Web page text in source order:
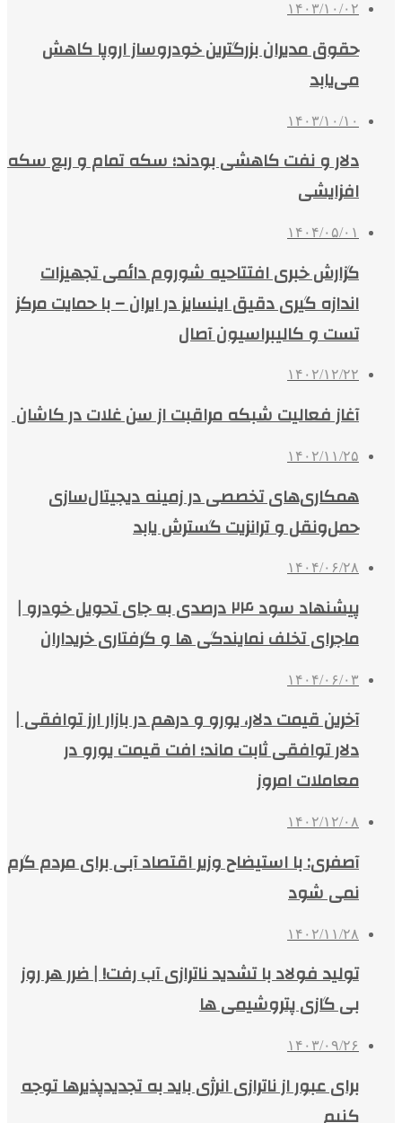
۱۴۰۳/۱۰/۰۲
حقوق مدیران بزرگترین خودروساز اروپا کاهش
می‌یابد
۱۴۰۳/۱۰/۱۰
دلار و نفت کاهشی بودند؛ سکه تمام و ربع سکه
افزایشی
۱۴۰۴/۰۵/۰۱
گزارش خبری افتتاحیه شوروم دائمی تجهیزات
اندازه گیری دقیق اینسایز در ایران – با حمایت مرکز
تست و کالیبراسیون آصال
۱۴۰۲/۱۲/۲۲
آغاز فعالیت شبکه مراقبت از سن غلات در کاشان
۱۴۰۲/۱۱/۲۵
همکاری‌های تخصصی در زمینه دیجیتال‌سازی
حمل‌ونقل و ترانزیت گسترش یابد
۱۴۰۴/۰۶/۲۸
پیشنهاد سود ۲۴ درصدی به جای تحویل خودرو |
ماجرای تخلف نمایندگی ها و گرفتاری خریداران
۱۴۰۴/۰۶/۰۳
آخرین قیمت دلار، یورو و درهم در بازار ارز توافقی |
دلار توافقی ثابت ماند؛ افت قیمت یورو در
معاملات امروز
۱۴۰۲/۱۲/۰۸
آصفری: با استیضاح وزیر اقتصاد آبی برای مردم گرم
نمی شود
۱۴۰۲/۱۱/۲۸
تولید فولاد با تشدید ناترازی آب رفت! | ضرر هر روز
بی گازی پتروشیمی ها
۱۴۰۳/۰۹/۲۶
برای عبور از ناترازی انرژی باید به تجدیدپذیرها توجه
کنیم